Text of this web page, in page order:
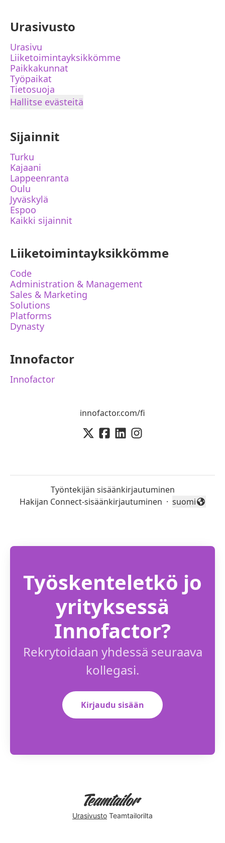
Urasivusto
Urasivu
Liiketoimintayksikkömme
Paikkakunnat
Työpaikat
Tietosuoja
Hallitse evästeitä
Sijainnit
Turku
Kajaani
Lappeenranta
Oulu
Jyväskylä
Espoo
Kaikki sijainnit
Liiketoimintayksikkömme
Code
Administration & Management
Sales & Marketing
Solutions
Platforms
Dynasty
Innofactor
Innofactor
innofactor.com/fi
Työntekijän sisäänkirjautuminen
Hakijan Connect-sisäänkirjautuminen · Vaihda kieli
suomi
Työskenteletkö jo
yrityksessä
Innofactor?
Rekrytoidaan yhdessä seuraava
kollegasi.
Kirjaudu sisään
Urasivusto Teamtailorilta